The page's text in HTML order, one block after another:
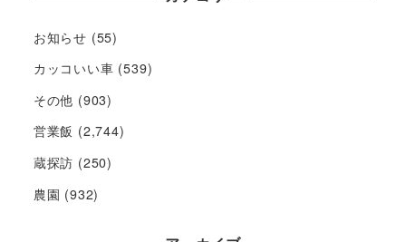
お知らせ (55)
カッコいい車 (539)
その他 (903)
営業飯 (2,744)
蔵探訪 (250)
農園 (932)